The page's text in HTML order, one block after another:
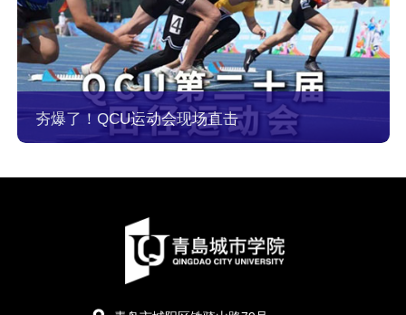
夯爆了！QCU运动会现场直击